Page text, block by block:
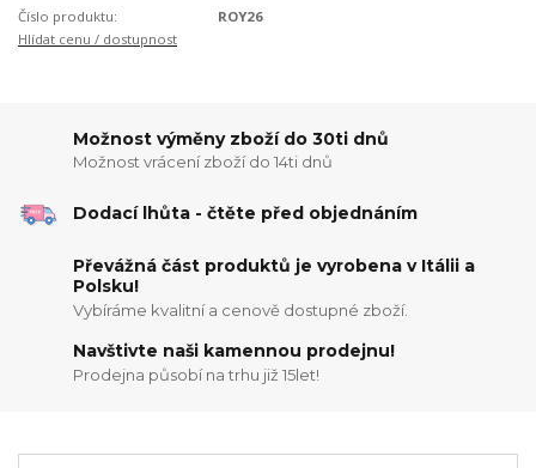
Číslo produktu:
ROY26
Hlídat cenu / dostupnost
Možnost výměny zboží do 30ti dnů
Možnost vrácení zboží do 14ti dnů
Dodací lhůta - čtěte před objednáním
Převážná část produktů je vyrobena v Itálii a
Polsku!
Vybíráme kvalitní a cenově dostupné zboží.
Navštivte naši kamennou prodejnu!
Prodejna působí na trhu již 15let!